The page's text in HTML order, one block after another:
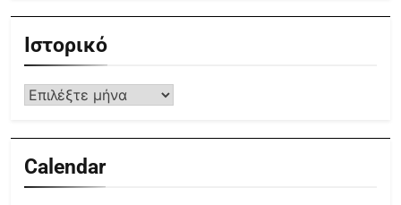
Ιστορικό
Calendar